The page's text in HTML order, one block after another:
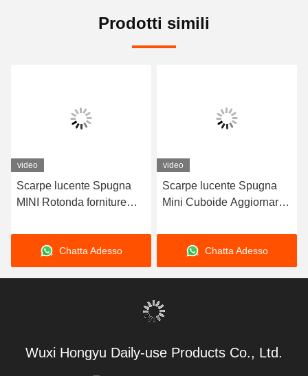
Prodotti simili
video
Scarpe lucente Spugna
MINI Rotonda forniture
Polish Per i clienti
nordamericani OEM
Chatta Adesso
video
Scarpe lucente Spugna
Mini Cuboide Aggiornare
Routine con stivale
neutrale lucente Spugna
morbida OEM
Chatta Adesso
Wuxi Hongyu Daily-use Products Co., Ltd.